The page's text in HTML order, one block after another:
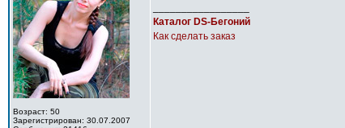
Возраст: 50
Зарегистрирован: 30.07.2007
Каталог DS-Бегоний
Как сделать заказ